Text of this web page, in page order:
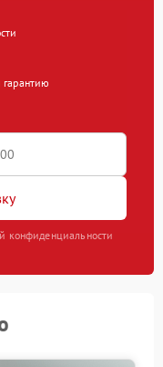
гарантию
конфиденциальности